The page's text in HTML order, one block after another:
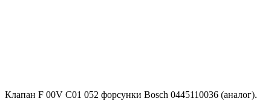
Клапан F 00V C01 052 форсунки Bosch 0445110036 (аналог).